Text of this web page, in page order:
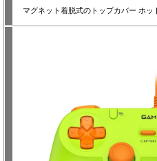
マグネット着脱式のトップカバー ホ